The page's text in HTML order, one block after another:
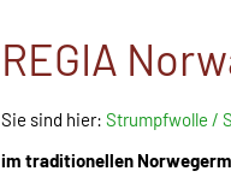
REGIA
Sie sind hier: Strumpfwolle /
im traditionellen